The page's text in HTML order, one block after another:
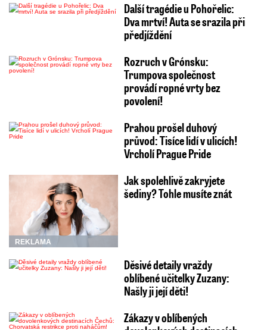
Další tragédie u Pohořelic:
Dva mrtví! Auta se srazila při
předjíždění
Rozruch v Grónsku:
Trumpova společnost
provádí ropné vrty bez
povolení!
Prahou prošel duhový
průvod: Tisíce lidí v ulicích!
Vrcholí Prague Pride
REKLAMA
Jak spolehlivě zakryjete
šediny? Tohle musíte znát
Děsivé detaily vraždy
oblíbené učitelky Zuzany:
Našly ji její děti!
Zákazy v oblíbených